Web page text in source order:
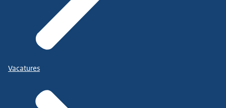
Vacatures